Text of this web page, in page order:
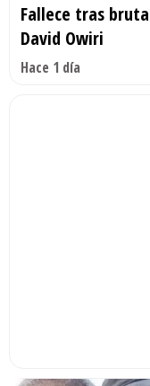
Fallece tras
David Owiri
Hace 1 día